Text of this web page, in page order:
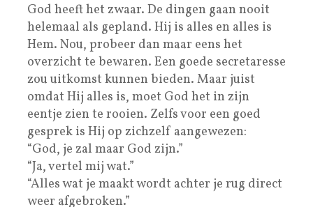
God heeft het zwaar. De dingen gaan nooit
helemaal als gepland. Hij is alles en alles is
Hem. Nou, probeer dan maar eens het
overzicht te bewaren. Een goede secretaresse
zou uitkomst kunnen bieden. Maar juist
omdat Hij alles is, moet God het in zijn
eentje zien te rooien. Zelfs voor een goed
gesprek is Hij op zichzelf aangewezen:
“God, je zal maar God zijn.”
“Ja, vertel mij wat.”
“Alles wat je maakt wordt achter je rug direct
weer afgebroken.”